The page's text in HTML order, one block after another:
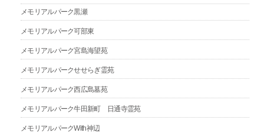
メモリアルパーク黒瀬
メモリアルパーク可部東
メモリアルパーク宮島海望苑
メモリアルパークせせらぎ霊苑
メモリアルパーク西広島墓苑
メモリアルパーク牛田新町 日通寺霊苑
メモリアルパークWith神辺